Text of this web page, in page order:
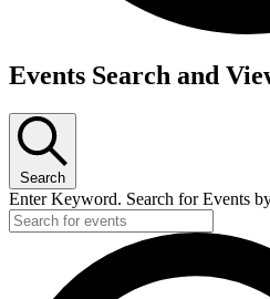
Events Search and
Search
Enter Keyword. Search for Events